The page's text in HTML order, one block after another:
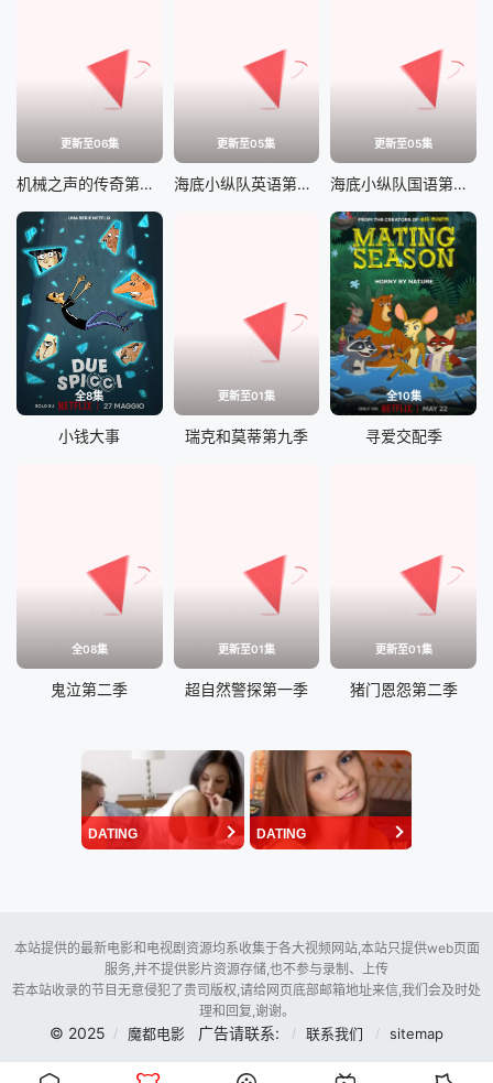
更新至06集
机械之声的传奇第四季
更新至05集
海底小纵队英语第十一季
更新至05集
海底小纵队国语第十一季
全8集
小钱大事
更新至01集
瑞克和莫蒂第九季
全10集
寻爱交配季
全08集
鬼泣第二季
更新至01集
超自然警探第一季
更新至01集
猪门恩怨第二季
DATING DATING
本站提供的最新电影和电视剧资源均系收集于各大视频网站,本站只提供web页面
服务,并不提供影片资源存储,也不参与录制、上传
若本站收录的节目无意侵犯了贵司版权,请给网页底部邮箱地址来信,我们会及时处
理和回复,谢谢。
© 2025 魔都电影 广告请联系: 联系我们 sitemap